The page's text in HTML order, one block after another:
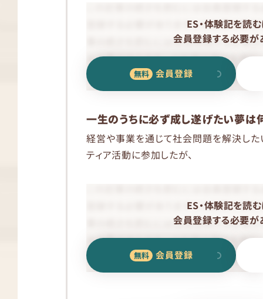
ES・体験記を読む
会員登録する必要が
会員登録
一生のうちに必ず成し遂げたい夢は
経営や事業を通じて社会問題を解決した
ティア活動に参加したが、
ES・体験記を読む
会員登録する必要が
会員登録